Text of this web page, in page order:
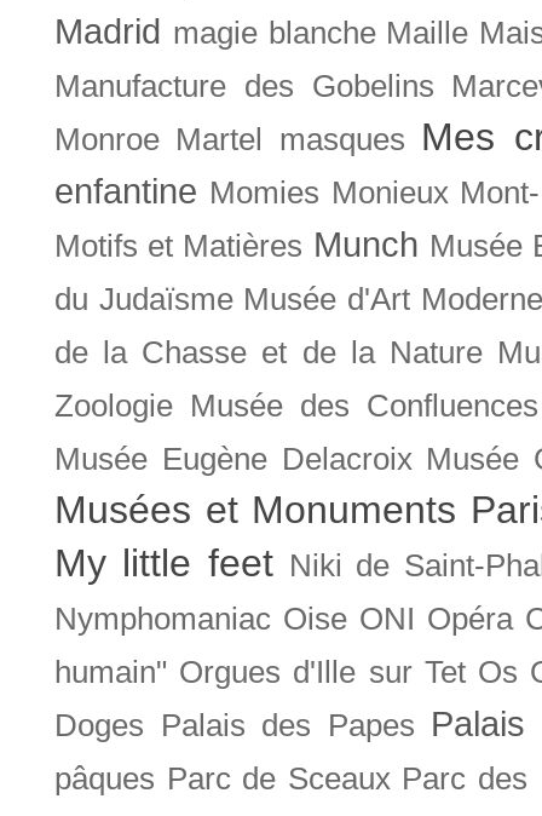
Madrid magie blanche Maille
Manufacture des Gobelins
Monroe Martel masques Mes
enfantine Momies Monieux
Motifs et Matières Munch Musée
du Judaïsme Musée d'Art
de la Chasse et de la Nature
Zoologie Musée des Confluences
Musée Eugène Delacroix Musée
Musées et Monuments
My little feet Niki de Saint-
Nymphomaniac Oise ONI Opéra
humain" Orgues d'Ille sur Tet Os
Doges
Palais des Papes Palais
pâques Parc de Sceaux Parc des